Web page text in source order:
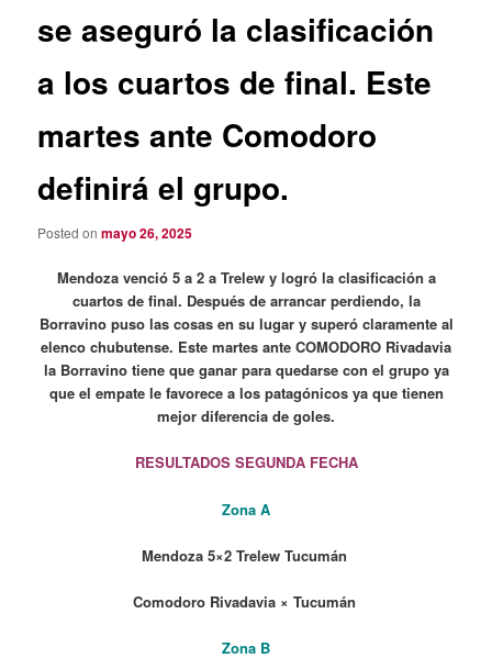
se aseguró la clasificación
a los cuartos de final. Este
martes ante Comodoro
definirá el grupo.
Posted onmayo 26, 2025
Mendoza venció 5 a 2 a Trelew y logró la clasificación a
cuartos de final. Después de arrancar perdiendo, la
Borravino puso las cosas en su lugar y superó claramente al
elenco chubutense. Este martes ante COMODORO Rivadavia
la Borravino tiene que ganar para quedarse con el grupo ya
que el empate le favorece a los patagónicos ya que tienen
mejor diferencia de goles.
RESULTADOS SEGUNDA FECHA
Zona A
Mendoza 5×2 Trelew Tucumán
Comodoro Rivadavia × Tucumán
Zona B